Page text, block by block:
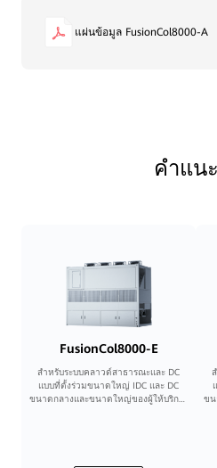
แผ่นข้อมูล FusionCol8000-A
คำแน
FusionCol8000-E
สําหรับระบบคลาวด์สาธารณะและ DC
แบบที่ตั้งร่วมขนาดใหญ่ IDC และ DC
ขนาดกลางและขนาดใหญ่ของผู้ให้บริการ
ขน